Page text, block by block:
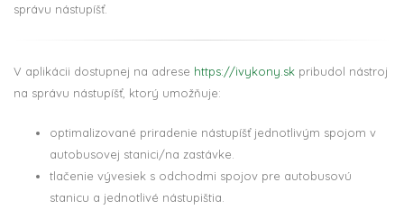
správu nástupíšť.
V aplikácii dostupnej na adrese https://ivykony.sk pribudol nástroj
na správu nástupíšť, ktorý umožňuje:
optimalizované priradenie nástupíšť jednotlivým spojom v
autobusovej stanici/na zastávke.
tlačenie vývesiek s odchodmi spojov pre autobusovú
stanicu a jednotlivé nástupištia.